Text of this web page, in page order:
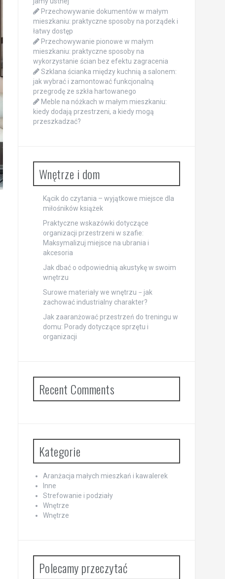
Przechowywanie dokumentów w małym
mieszkaniu: praktyczne sposoby na porządek i
łatwy dostęp
Przechowywanie pionowe w małym
mieszkaniu: praktyczne sposoby na
wykorzystanie ścian bez efektu zagracenia
Szklana ścianka między kuchnią a salonem:
jak wybrać i zamontować funkcjonalną
przegrodę ze szkła hartowanego
Meble na nóżkach w małym mieszkaniu:
kiedy dodają przestrzeni, a kiedy mogą
przeszkadzać?
Wnętrze i dom
Kącik do czytania – wyjątkowe miejsce dla
miłośników książek
Praktyczne wskazówki dotyczące
organizacji przestrzeni w szafie:
Maksymalizuj miejsce na ubrania i
akcesoria
Jak dbać o odpowiednią akustykę w swoim
wnętrzu
Surowe materiały we wnętrzu − jak
zachować industrialny charakter?
Jak zaaranżować przestrzeń do treningu w
domu: Porady dotyczące sprzętu i
organizacji
Recent Comments
Kategorie
Aranżacja małych mieszkań i kawalerek
Inne
Strefowanie i podziały
Wnętrze
Wnętrze
Polecamy przeczytać